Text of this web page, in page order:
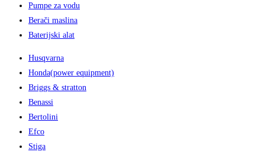
Pumpe za vodu
Berači maslina
Baterijski alat
Husqvarna
Honda(power equipment)
Briggs & stratton
Benassi
Bertolini
Efco
Stiga